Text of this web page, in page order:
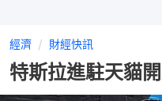
經濟 財經快訊
特斯拉進駐天貓